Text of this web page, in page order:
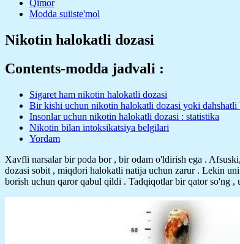
Qimor
Modda suiiste'mol
Nikotin halokatli dozasi
Contents-modda jadvali :
Sigaret ham nikotin halokatli dozasi
Bir kishi uchun nikotin halokatli dozasi yoki dahshatli
Insonlar uchun nikotin halokatli dozasi : statistika
Nikotin bilan intoksikatsiya belgilari
Yordam
Xavfli narsalar bir poda bor , bir odam o'ldirish ega .
dozasi sobit , miqdori halokatli natija uchun zarur . Lekin
borish uchun qaror qabul qildi . Tadqiqotlar bir qator so'ng